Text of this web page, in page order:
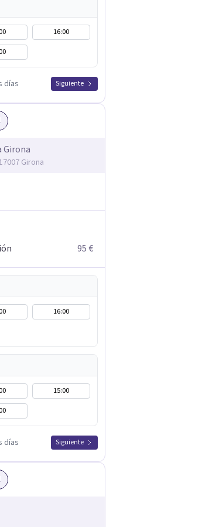
16:00
días Siguiente
Girona
Girona
95 €
16:00
15:00
días Siguiente